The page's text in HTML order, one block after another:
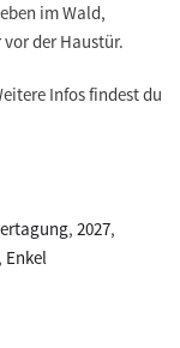
im Wald,
der Haustür.
Infos findest du
, 2027,
, Enkel